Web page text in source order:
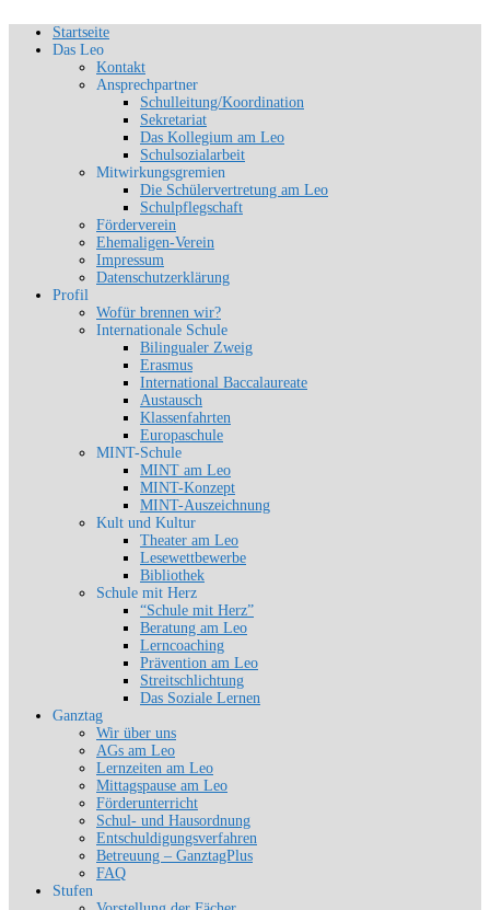
Zum
Inhalt
SLG-Aachen
Schön, dich zu sehen
Startseite
Das Leo
Kontakt
Ansprechpartner
Schulleitung/Koordination
Sekretariat
Das Kollegium am Leo
Schulsozialarbeit
Mitwirkungsgremien
Die Schülervertretung am Leo
Schulpflegschaft
Förderverein
Ehemaligen-Verein
Impressum
Datenschutzerklärung
Profil
Wofür brennen wir?
Internationale Schule
Bilingualer Zweig
Erasmus
International Baccalaureate
Austausch
Klassenfahrten
Europaschule
MINT-Schule
MINT am Leo
MINT-Konzept
MINT-Auszeichnung
Kult und Kultur
Theater am Leo
Lesewettbewerbe
Bibliothek
Schule mit Herz
“Schule mit Herz”
Beratung am Leo
Lerncoaching
Prävention am Leo
Streitschlichtung
Das Soziale Lernen
Ganztag
Wir über uns
AGs am Leo
Lernzeiten am Leo
Mittagspause am Leo
Förderunterricht
Schul- und Hausordnung
Entschuldigungsverfahren
Betreuung – GanztagPlus
FAQ
Stufen